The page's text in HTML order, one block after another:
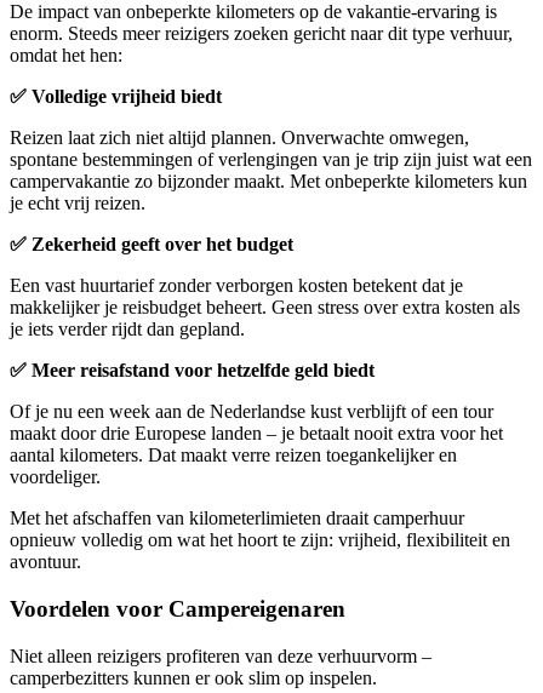
De impact van onbeperkte kilometers op de vakantie-ervaring is
enorm. Steeds meer reizigers zoeken gericht naar dit type verhuur,
omdat het hen:
✅ Volledige vrijheid biedt
Reizen laat zich niet altijd plannen. Onverwachte omwegen,
spontane bestemmingen of verlengingen van je trip zijn juist wat een
campervakantie zo bijzonder maakt. Met onbeperkte kilometers kun
je echt vrij reizen.
✅ Zekerheid geeft over het budget
Een vast huurtarief zonder verborgen kosten betekent dat je
makkelijker je reisbudget beheert. Geen stress over extra kosten als
je iets verder rijdt dan gepland.
✅ Meer reisafstand voor hetzelfde geld biedt
Of je nu een week aan de Nederlandse kust verblijft of een tour
maakt door drie Europese landen – je betaalt nooit extra voor het
aantal kilometers. Dat maakt verre reizen toegankelijker en
voordeliger.
Met het afschaffen van kilometerlimieten draait camperhuur
opnieuw volledig om wat het hoort te zijn: vrijheid, flexibiliteit en
avontuur.
Voordelen voor Campereigenaren
Niet alleen reizigers profiteren van deze verhuurvorm –
camperbezitters kunnen er ook slim op inspelen.